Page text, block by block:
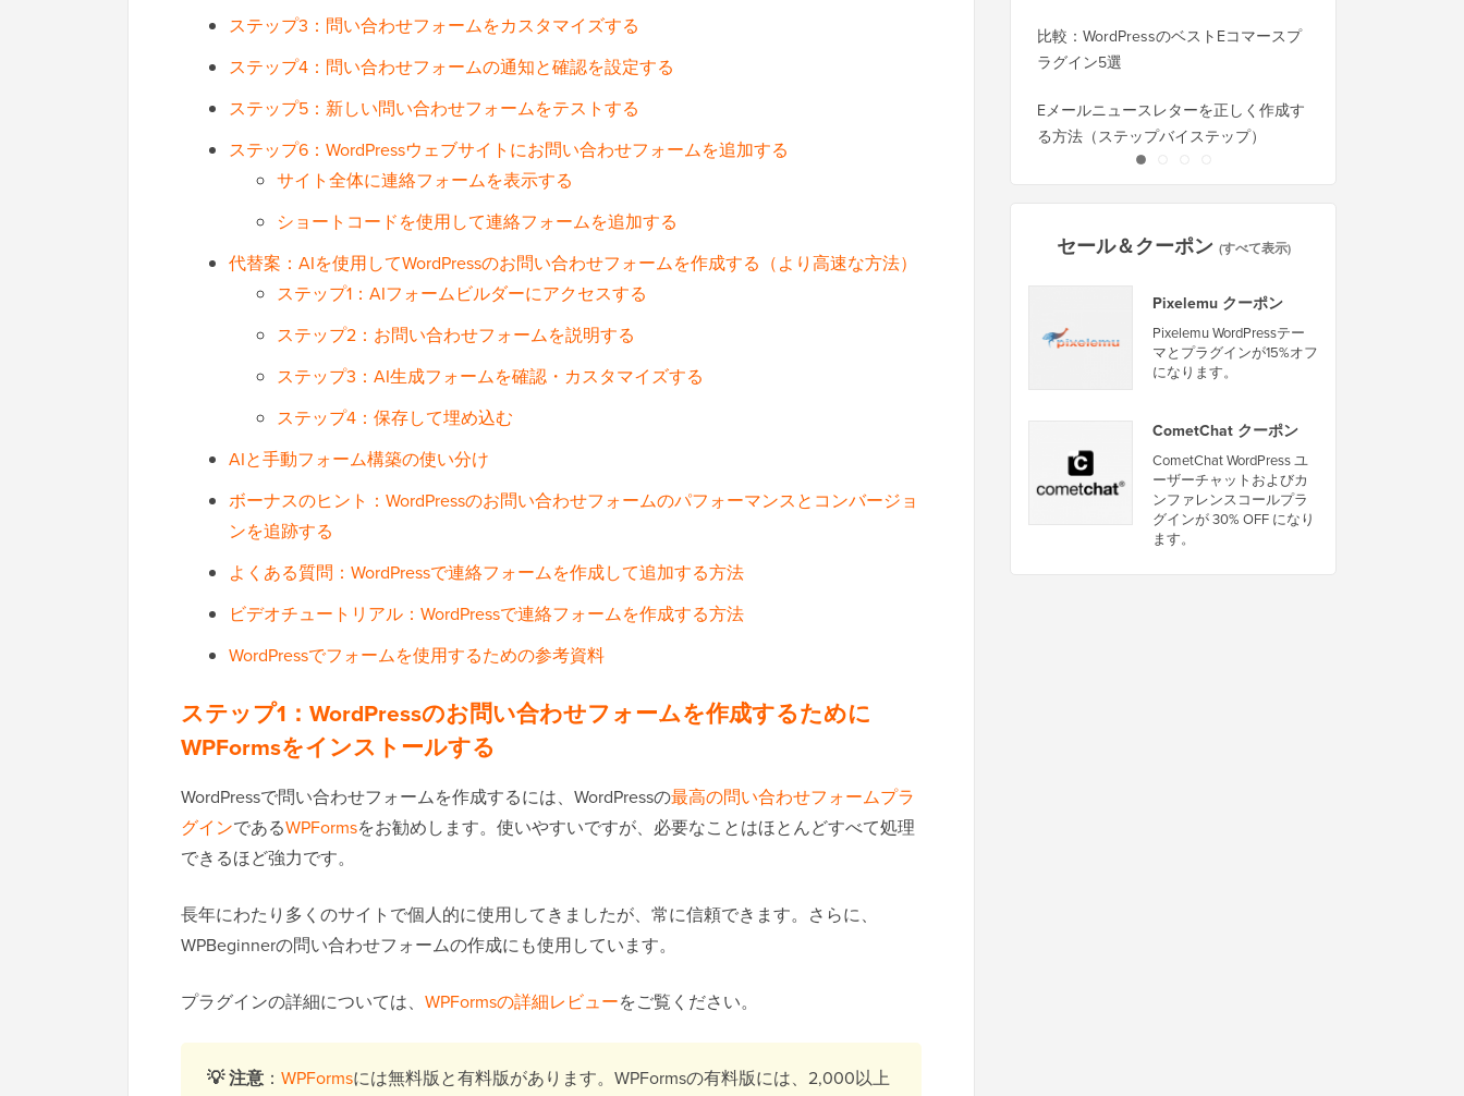
ステップ3：問い合わせフォームをカスタマイズする
ステップ4：問い合わせフォームの通知と確認を設定する
ステップ5：新しい問い合わせフォームをテストする
ステップ6：WordPressウェブサイトにお問い合わせフォームを追加する
サイト全体に連絡フォームを表示する
ショートコードを使用して連絡フォームを追加する
代替案：AIを使用してWordPressのお問い合わせフォームを作成する（より高速な方法）
ステップ1：AIフォームビルダーにアクセスする
ステップ2：お問い合わせフォームを説明する
ステップ3：AI生成フォームを確認・カスタマイズする
ステップ4：保存して埋め込む
AIと手動フォーム構築の使い分け
ボーナスのヒント：WordPressのお問い合わせフォームのパフォーマンスとコンバージョ
ンを追跡する
よくある質問：WordPressで連絡フォームを作成して追加する方法
ビデオチュートリアル：WordPressで連絡フォームを作成する方法
WordPressでフォームを使用するための参考資料
ステップ1：WordPressのお問い合わせフォームを作成するために
WPFormsをインストールする
WordPressで問い合わせフォームを作成するには、WordPressの最高の問い合わせフォームプラ
グインであるWPFormsをお勧めします。使いやすいですが、必要なことはほとんどすべて処理
できるほど強力です。
長年にわたり多くのサイトで個人的に使用してきましたが、常に信頼できます。さらに、
WPBeginnerの問い合わせフォームの作成にも使用しています。
プラグインの詳細については、 WPFormsの詳細レビューをご覧ください。
💡注意 ： WPFormsには無料版と有料版があります。WPFormsの有料版には、2,000以上
比較：WordPressのベストEコマースプ
ラグイン5選
Eメールニュースレターを正しく作成す
る方法（ステップバイステップ）
セール＆クーポン (すべて表示)
Pixelemu クーポン
Pixelemu WordPressテー
マとプラグインが15%オフ
になります。
CometChat クーポン
CometChat WordPress ユ
ーザーチャットおよびカ
ンファレンスコールプラ
グインが 30% OFF になり
ます。